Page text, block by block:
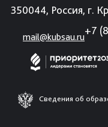
350044, Россия, г.
mail@kubsau.ru
+7
Сведения об